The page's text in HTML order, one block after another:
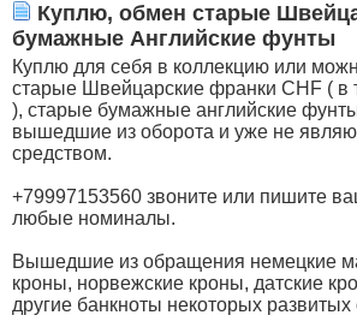
Куплю, обмен старые
бумажные Английские фунты
Куплю для себя в коллекцию или
старые Швейцарские франки CHF ( в
), старые бумажные английские
вышедшие из оборота и уже не
средством.
+79997153560 звоните или пишите
любые номиналы.
Вышедшие из обращения немецкие
кроны, норвежские кроны, датские
другие банкноты некоторых развитых